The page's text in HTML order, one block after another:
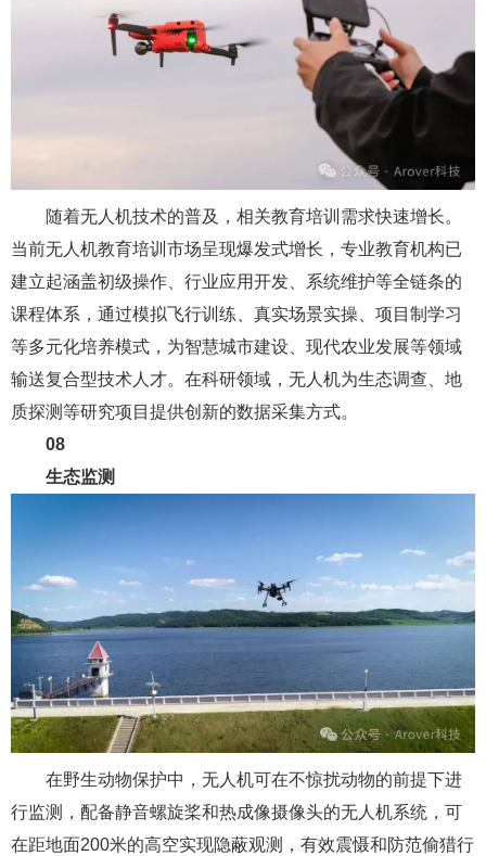
随着无人机技术的普及，相关教育培训需求快速增长。
当前无人机教育培训市场呈现爆发式增长，专业教育机构已
建立起涵盖初级操作、行业应用开发、系统维护等全链条的
课程体系，通过模拟飞行训练、真实场景实操、项目制学习
等多元化培养模式，为智慧城市建设、现代农业发展等领域
输送复合型技术人才。在科研领域，无人机为生态调查、地
质探测等研究项目提供创新的数据采集方式。
08
生态监测
在野生动物保护中，无人机可在不惊扰动物的前提下进
行监测，配备静音螺旋桨和热成像摄像头的无人机系统，可
在距地面200米的高空实现隐蔽观测，有效震慑和防范偷猎行